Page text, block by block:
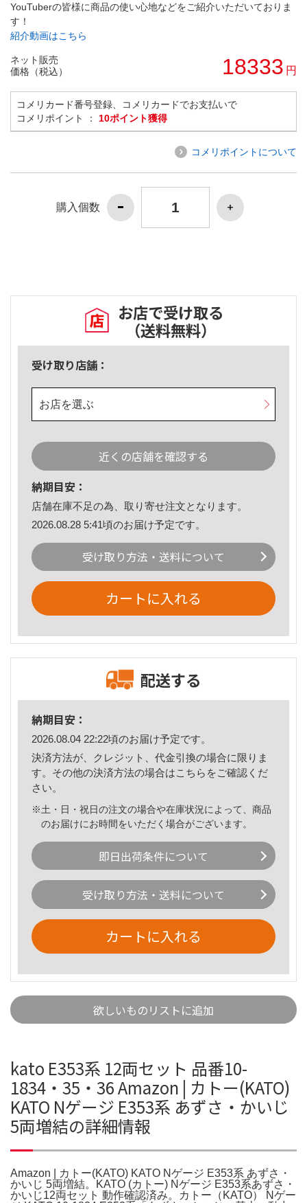
YouTuberの皆様に商品の使い心地などをご紹介いただいておりま
す！
紹介動画はこちら
ネット販売
価格（税込）
18333 円
コメリカード番号登録、コメリカードでお支払いで
コメリポイント ： 10ポイント獲得
コメリポイントについて
購入個数
お店で受け取る
（送料無料）
受け取り店舗：
お店を選ぶ
近くの店舗を確認する
納期目安：
店舗在庫不足の為、取り寄せ注文となります。
2026.08.28 5:41頃のお届け予定です。
受け取り方法・送料について
カートに入れる
配送する
納期目安：
2026.08.04 22:22頃のお届け予定です。
決済方法が、クレジット、代金引換の場合に限りま
す。その他の決済方法の場合はこちら をご確認くだ
さい。
※土・日・祝日の注文の場合や在庫状況によって、商品
のお届けにお時間をいただく場合がございます。
即日出荷条件について
受け取り方法・送料について
カートに入れる
欲しいものリストに追加
kato E353系 12両セット 品番10-
1834・35・36 Amazon | カトー(KATO)
KATO Nゲージ E353系 あずさ・かいじ
5両増結の詳細情報
Amazon | カトー(KATO) KATO Nゲージ E353系 あずさ・
かいじ 5両増結。KATO (カトー) Nゲージ E353系あずさ・
かいじ12両セット 動作確認済み。カトー（KATO） Nゲー